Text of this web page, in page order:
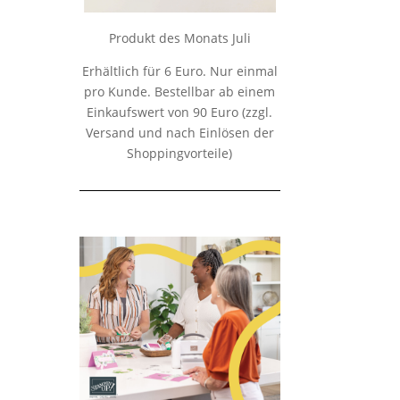
Produkt des Monats Juli
Erhältlich für 6 Euro. Nur einmal
pro Kunde. Bestellbar ab einem
Einkaufswert von 90 Euro (zzgl.
Versand und nach Einlösen der
Shoppingvorteile)